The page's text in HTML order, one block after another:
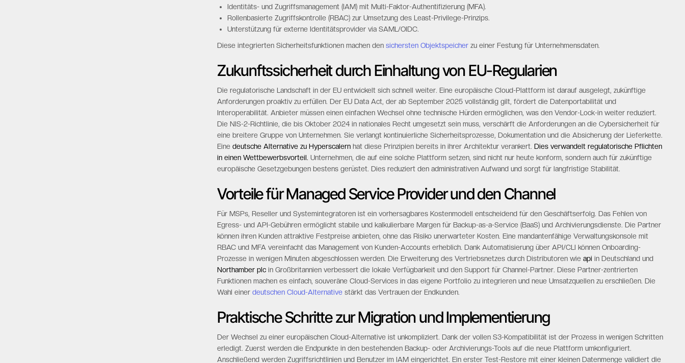
Identitäts- und Zugriffsmanagement (IAM) mit Multi-Faktor-Authentifizierung (MFA).
Rollenbasierte Zugriffskontrolle (RBAC) zur Umsetzung des Least-Privilege-Prinzips.
Unterstützung für externe Identitätsprovider via SAML/OIDC.
Diese integrierten Sicherheitsfunktionen machen den sichersten Objektspeicherzu einer Festung für Unternehmensdaten.
Zukunftssicherheit durch Einhaltung von EU-Regularien
Die regulatorische Landschaft in der EU entwickelt sich schnell weiter. Eine europäische Cloud-Plattform ist darauf ausgelegt, zukünftige
Anforderungen proaktiv zu erfüllen. Der EU Data Act, der ab September 2025 vollständig gilt, fördert die Datenportabilität und
Interoperabilität. Anbieter müssen einen einfachen Wechsel ohne technische Hürden ermöglichen, was den Vendor-Lock-in weiter reduziert.
Die NIS-2-Richtlinie, die bis Oktober 2024 in nationales Recht umgesetzt sein muss, verschärft die Anforderungen an die Cybersicherheit für
eine breitere Gruppe von Unternehmen. Sie verlangt kontinuierliche Sicherheitsprozesse, Dokumentation und die Absicherung der Lieferkette.
Eine deutsche Alternative zu Hyperscalernhat diese Prinzipien bereits in ihrer Architektur verankert. Dies verwandelt regulatorische Pflichten
in einen Wettbewerbsvorteil. Unternehmen, die auf eine solche Plattform setzen, sind nicht nur heute konform, sondern auch für zukünftige
europäische Gesetzgebungen bestens gerüstet. Dies reduziert den administrativen Aufwand und sorgt für langfristige Stabilität.
Vorteile für Managed Service Provider und den Channel
Für MSPs, Reseller und Systemintegratoren ist ein vorhersagbares Kostenmodell entscheidend für den Geschäftserfolg. Das Fehlen von
Egress- und API-Gebühren ermöglicht stabile und kalkulierbare Margen für Backup-as-a-Service (BaaS) und Archivierungsdienste. Die Partner
können ihren Kunden attraktive Festpreise anbieten, ohne das Risiko unerwarteter Kosten. Eine mandantenfähige Verwaltungskonsole mit
RBAC und MFA vereinfacht das Management von Kunden-Accounts erheblich. Dank Automatisierung über API/CLI können Onboarding-
Prozesse in wenigen Minuten abgeschlossen werden. Die Erweiterung des Vertriebsnetzes durch Distributoren wie api in Deutschland und
Northamber plcin Großbritannien verbessert die lokale Verfügbarkeit und den Support für Channel-Partner. Diese Partner-zentrierten
Funktionen machen es einfach, souveräne Cloud-Services in das eigene Portfolio zu integrieren und neue Umsatzquellen zu erschließen. Die
Wahl einer deutschen Cloud-Alternativestärkt das Vertrauen der Endkunden.
Praktische Schritte zur Migration und Implementierung
Der Wechsel zu einer europäischen Cloud-Alternative ist unkompliziert. Dank der vollen S3-Kompatibilität ist der Prozess in wenigen Schritten
erledigt. Zuerst werden die Endpunkte in den bestehenden Backup- oder Archivierungs-Tools auf die neue Plattform umkonfiguriert.
Anschließend werden Zugriffsrichtlinien und Benutzer im IAM eingerichtet. Ein erster Test-Restore mit einer kleinen Datenmenge validiert die